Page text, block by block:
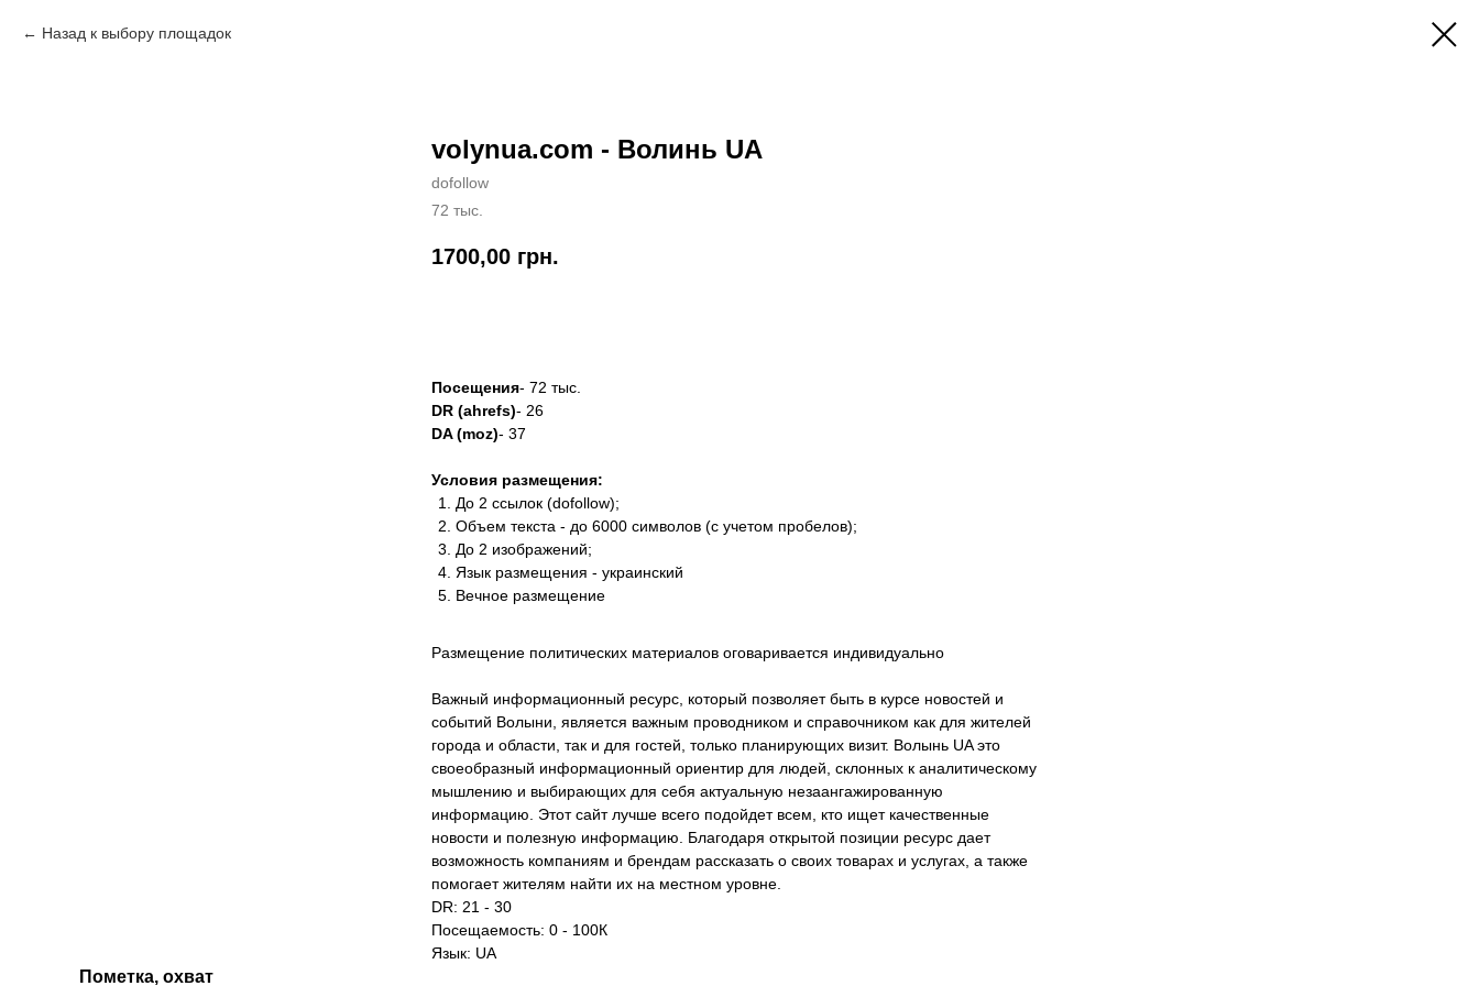
Назад к выбору площадок
volynua.com - Волинь UA
dofollow
72 тыс.
1700,00 грн.
Посещения- 72 тыс.
DR (ahrefs)- 26
DA (moz)- 37
Условия размещения:
До 2 ссылок (dofollow);
Объем текста - до 6000 символов (с учетом пробелов);
До 2 изображений;
Язык размещения - украинский
Вечное размещение
Размещение политических материалов оговаривается индивидуально
Важный информационный ресурс, который позволяет быть в курсе новостей и
событий Волыни, является важным проводником и справочником как для жителей
города и области, так и для гостей, только планирующих визит. Волынь UA это
своеобразный информационный ориентир для людей, склонных к аналитическому
мышлению и выбирающих для себя актуальную незаангажированную
информацию. Этот сайт лучше всего подойдет всем, кто ищет качественные
новости и полезную информацию. Благодаря открытой позиции ресурс дает
возможность компаниям и брендам рассказать о своих товарах и услугах, а также
помогает жителям найти их на местном уровне.
DR: 21 - 30
Посещаемость: 0 - 100К
Язык: UA
Пометка, охват